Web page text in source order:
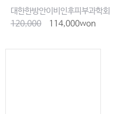
대한한방안이비인후피부과학회
120,000
114,000won